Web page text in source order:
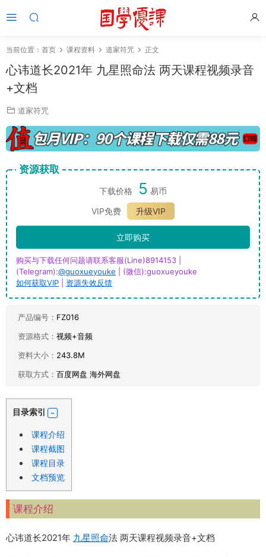
当前位置： 首页 课程资料 道家符咒 正文
心讳道长2021年 九星照命法 两天课程视频录音
+文档
道家符咒
资源获取
下载价格 5 易币
VIP免费
升级VIP
立即购买
购买与下载任何问题请联系客服(Line)8914153 |
(Telegram):@guoxueyouke | (微信):guoxueyouke
如何获取VIP
资源失效反馈
产品编号： FZ016
资源格式： 视频+音频
资料大小： 243.8M
获取方式： 百度网盘 海外网盘
目录索引
课程介绍
课程截图
课程目录
文档预览
课程介绍
心讳道长2021年 九星照命法 两天课程视频录音+文档